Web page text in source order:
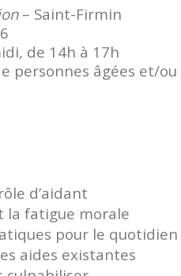
– Saint-Firmin
de 14h à 17h
personnes âgées et/
d’aidant
la fatigue morale
pour le quotidien
aides existantes